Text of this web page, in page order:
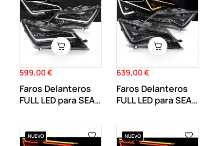
Precio
599,00 €
Faros Delanteros
FULL LED para SEAT
Precio
639,00 €
Faros Delanteros
FULL LED para SEAT
NUEVO NUEVO